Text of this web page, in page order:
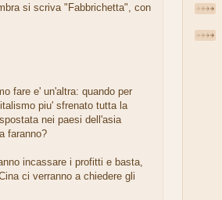
si scriva "Fabbrichetta", con
fare e' un'altra: quando per
piu' sfrenato tutta la
nei paesi dell'asia
faranno?
incassare i profitti e basta,
ci verranno a chiedere gli